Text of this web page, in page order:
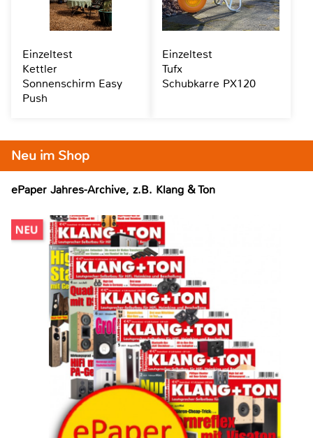
Neu im Shop
ePaper Jahres-Archive, z.B. Klang & Ton
Einzeltest
Kettler
Sonnenschirm Easy
Push
Einzeltest
Tufx
Schubkarre PX120